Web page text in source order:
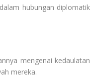
hubungan diplomatik
mengenai kedaulatan
mereka.